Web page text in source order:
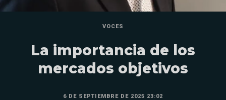
VOCES
La importancia de los
mercados objetivos
6 DE SEPTIEMBRE DE 2025 23:02